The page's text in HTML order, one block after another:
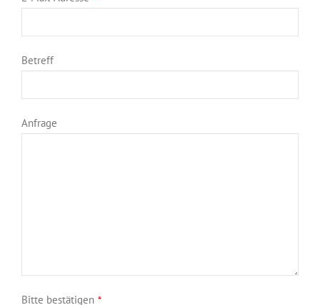
Betreff
Anfrage
Bitte bestätigen *